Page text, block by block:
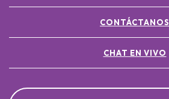
CONTÁCTANOS
CHAT EN VIVO